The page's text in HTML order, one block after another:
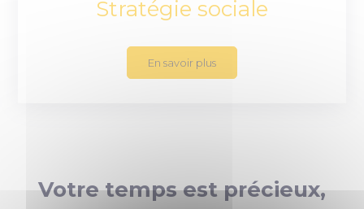
Stratégie sociale
En savoir plus
Votre temps est précieux,